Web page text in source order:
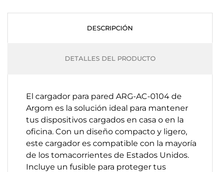
DESCRIPCIÓN
DETALLES DEL PRODUCTO
El cargador para pared ARG-AC-0104 de
Argom es la solución ideal para mantener
tus dispositivos cargados en casa o en la
oficina. Con un diseño compacto y ligero,
este cargador es compatible con la mayoría
de los tomacorrientes de Estados Unidos.
Incluye un fusible para proteger tus